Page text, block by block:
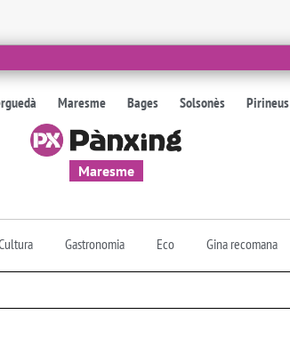
Maresme Bages Solsonès Pirineus
Maresme
Gastronomia Eco Gina recomana